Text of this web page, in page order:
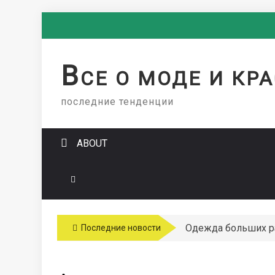
ВСЕ О МОДЕ И
последние тенденции
ABOUT
Последние новости Одежда больших